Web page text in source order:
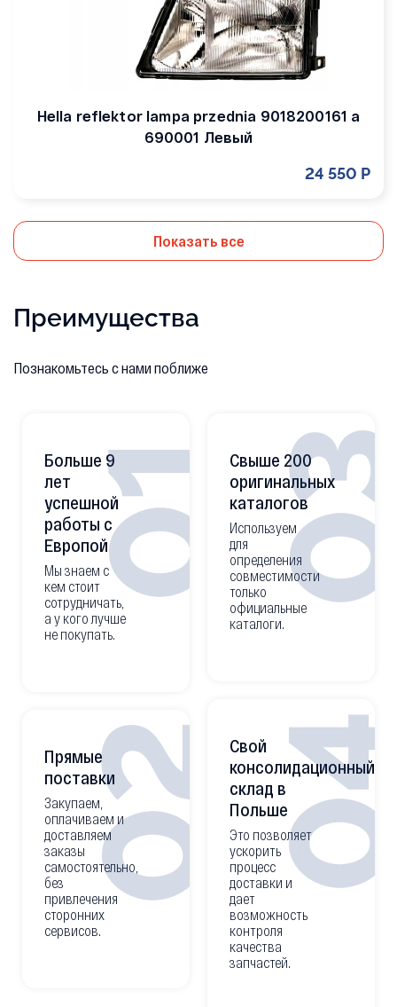
Hella reflektor lampa przednia 9018200161 a
690001 Левый
24 550 Р
Показать все
Преимущества
Познакомьтесь с нами поближе
01
Больше 9
лет
успешной
работы с
Европой
Мы знаем с
кем стоит
сотрудничать,
а у кого лучше
не покупать.
02
Прямые
поставки
Закупаем,
оплачиваем и
доставляем
заказы
самостоятельно,
без
привлечения
сторонних
сервисов.
Свыше 200
оригинальных
каталогов
Используем
для
определения
совместимости
только
официальные
каталоги.
Свой
консолидационный
склад в
Польше
Это позволяет
ускорить
процесс
доставки и
дает
возможность
контроля
качества
запчастей.